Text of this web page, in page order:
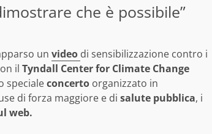
che è possibile”
un video di sensibilizzazione contro i
il Tyndall Center for Climate Change
specialeconcerto organizzato in
di forza maggiore e di salute pubblica, i
web.